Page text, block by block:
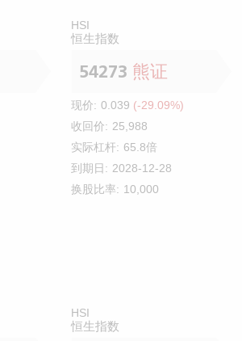
HSI
恒生指数
54273 熊证
现价: 0.039 (-29.09%)
收回价: 25,988
实际杠杆: 65.8倍
到期日: 2028-12-28
换股比率: 10,000
HSI
恒生指数